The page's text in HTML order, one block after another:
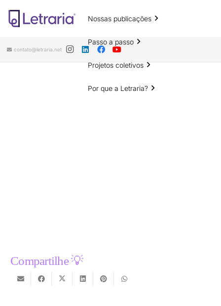
Nossas publicações
Passo a passo
Projetos coletivos
Por que a Letraria?
contato@letraria.net
Compartilhe 💡